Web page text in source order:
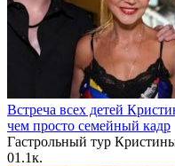
Встреча всех детей
чем просто семейный кадр
Гастрольный тур
01.1к.